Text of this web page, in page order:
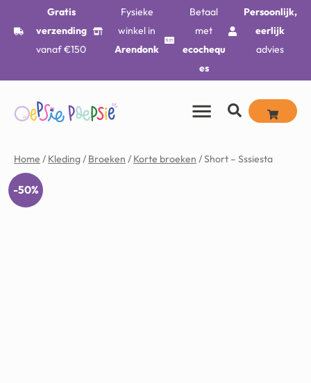
Gratis
verzending
vanaf €150
Fysieke
winkel in
Arendonk
Betaal
met
ecochequ
es
Persoonlijk,
eerlijk
advies
Home / Kleding/ Broeken / Korte broeken / Short – Sssiesta
-50%